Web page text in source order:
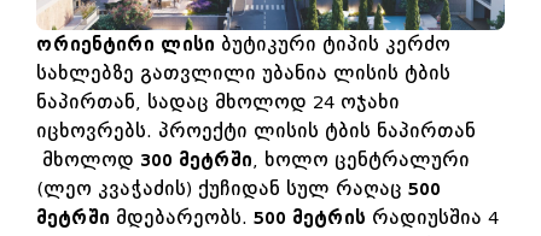
ორიენტირი ლისი ბუტიკური ტიპის კერძო
სახლებზე გათვლილი უბანია ლისის ტბის
ნაპირთან, სადაც მხოლოდ 24 ოჯახი
იცხოვრებს. პროექტი ლისის ტბის ნაპირთან
მხოლოდ 300 მეტრში, ხოლო ცენტრალური
(ლეო კვაჭაძის) ქუჩიდან სულ რაღაც 500
მეტრში მდებარეობს. 500 მეტრის რადიუსშია 4